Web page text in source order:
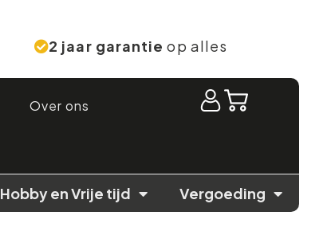
2 jaar garantie op alles
Over ons
Hobby en Vrije tijd Vergoeding